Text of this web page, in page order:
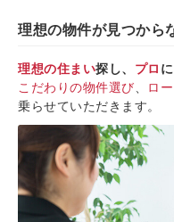
理想の物件が見つから
理想の住まい探し、 プロ
こだわりの物件選び
ロ
乗らせていただきます。